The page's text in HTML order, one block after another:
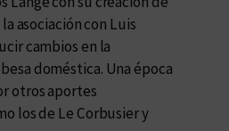
asociación con Luis
cambios en la
doméstica. Una época
otros aportes
los de Le Corbusier y